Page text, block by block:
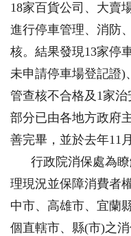
18家百貨公司、大賣
進行停車管理、消防
核。結果發現13家停
未申請停車場登記證)
管查核不合格及1家
部分已由各地方政府
善完畢，並於去年11
行政院消保處為瞭
理現況並保障消費者
中市、高雄市、宜蘭
個直轄市、縣(市)之